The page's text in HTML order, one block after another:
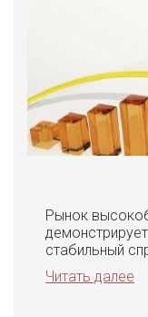
Рынок
стабильный
Читать далее